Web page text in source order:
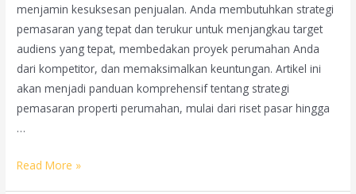
menjamin kesuksesan penjualan. Anda membutuhkan strategi
pemasaran yang tepat dan terukur untuk menjangkau target
audiens yang tepat, membedakan proyek perumahan Anda
dari kompetitor, dan memaksimalkan keuntungan. Artikel ini
akan menjadi panduan komprehensif tentang strategi
pemasaran properti perumahan, mulai dari riset pasar hingga
…
Strategi
Read More »